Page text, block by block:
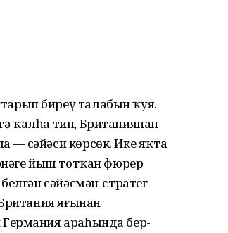
биреү талабын ҡуя.
ҡалһа тип, Британиянан
— сәйәси көрсөк. Ике яҡта
йыш тотҡан фюрер
сәйәсмән-стратег
яғынан
араһында бер-